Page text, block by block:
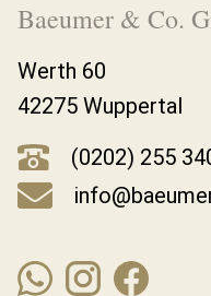
Baeumer & Co.
Werth 60
42275 Wuppertal
(0202) 255